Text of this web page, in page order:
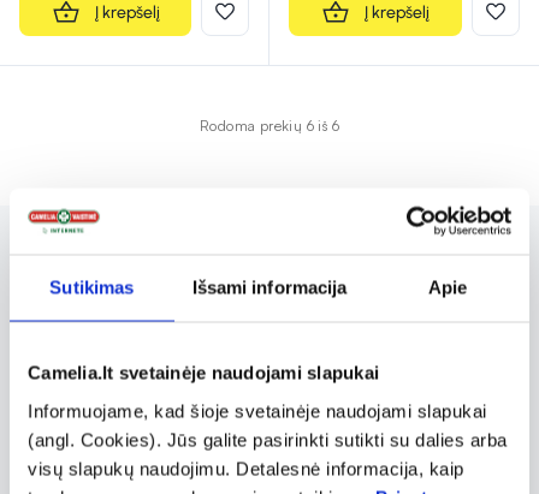
Sutikimas Išsami informacija Apie
Camelia.lt svetainėje naudojami slapukai
Informuojame, kad šioje svetainėje naudojami slapukai
(angl. Cookies). Jūs galite pasirinkti sutikti su dalies arba
visų slapukų naudojimu. Detalesnė informacija, kaip
Į krepšelį Į krepšelį
Rodoma prekių 6 iš 6
OCUTEIN prekių ženklo produkcija yra skirta
akių būklei gerinti. Asortimente siūlomi akių
kasdienei profilaktinei akių priežiūrai ir
regėjimo gerinimui. OCUTEIN produkcijoje
naudojami akių būklę gerinantys ingredientai